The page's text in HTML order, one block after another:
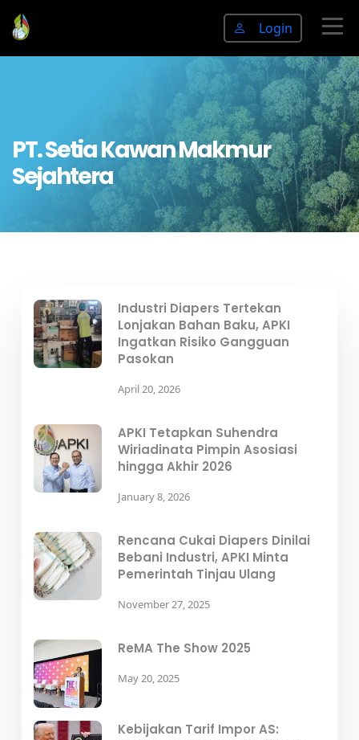
Login
PT. Setia Kawan Makmur
Sejahtera
Industri Diapers Tertekan
Lonjakan Bahan Baku, APKI
Ingatkan Risiko Gangguan
Pasokan
April 20, 2026
APKI Tetapkan Suhendra
Wiriadinata Pimpin Asosiasi
hingga Akhir 2026
January 8, 2026
Rencana Cukai Diapers Dinilai
Bebani Industri, APKI Minta
Pemerintah Tinjau Ulang
November 27, 2025
ReMA The Show 2025
May 20, 2025
Kebijakan Tarif Impor AS: